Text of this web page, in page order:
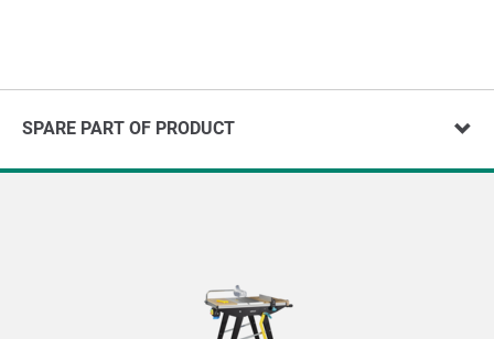
SPARE PART OF PRODUCT